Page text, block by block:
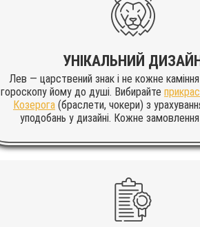
УНІКАЛЬНИЙ ДИЗАЙН
Лев — царствений знак і не кожне
гороскопу йому до душі. Вибирайте
Козерога(браслети, чокери) з
уподобань у дизайні. Кожне замовлення